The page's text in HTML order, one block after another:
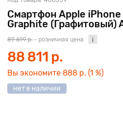
Смартфон Apple iPhone
Graphite (Графитовый)
89 699 р. - розничная цена
88 811 р.
Вы экономите 888 р. (1 %)
нет в наличии